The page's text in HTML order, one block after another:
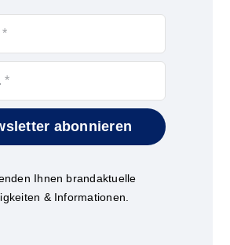
abonnieren
Ihnen brandaktuelle
& Informationen.